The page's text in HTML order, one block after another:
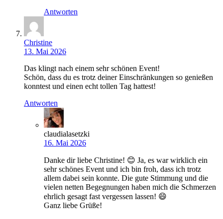
Antworten
Christine
13. Mai 2026
Das klingt nach einem sehr schönen Event!
Schön, dass du es trotz deiner Einschränkungen so genießen
konntest und einen echt tollen Tag hattest!
Antworten
claudialasetzki
16. Mai 2026
Danke dir liebe Christine! 😊 Ja, es war wirklich ein
sehr schönes Event und ich bin froh, dass ich trotz
allem dabei sein konnte. Die gute Stimmung und die
vielen netten Begegnungen haben mich die Schmerzen
ehrlich gesagt fast vergessen lassen! 😄
Ganz liebe Grüße!